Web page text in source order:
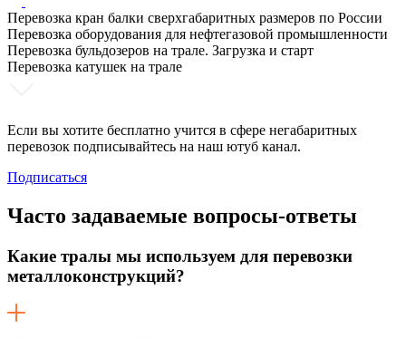
Перевозка кран балки сверхгабаритных размеров по России
Перевозка оборудования для нефтегазовой промышленности
Перевозка бульдозеров на трале. Загрузка и старт
Перевозка катушек на трале
Если вы хотите бесплатно учится в сфере негабаритных
перевозок подписывайтесь на наш ютуб канал.
Подписаться
Часто задаваемые вопросы-ответы
Какие тралы мы используем для перевозки
металлоконструкций?